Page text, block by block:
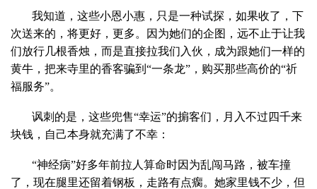
我知道，这些小恩小惠，只是一种试探，如果收了，下
次送来的，将更好，更多。因为她们的企图，远不止于让我
们放行几根香烛，而是直接拉我们入伙，成为跟她们一样的
黄牛，把来寺里的香客骗到“一条龙”，购买那些高价的“祈
福服务”。
讽刺的是，这些兜售“幸运”的掮客们，月入不过四千来
块钱，自己本身就充满了不幸：
“神经病”好多年前拉人算命时因为乱闯马路，被车撞
了，现在腿里还留着钢板，走路有点瘸。她家里钱不少，但